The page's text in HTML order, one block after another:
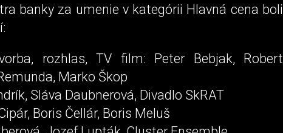
banky za umenie v kategórii Hlavná cena boli
rozhlas, TV film: Peter Bebjak, Robert
Marko Škop
Sláva Daubnerová, Divadlo SkRAT
Boris Čellár, Boris Meluš